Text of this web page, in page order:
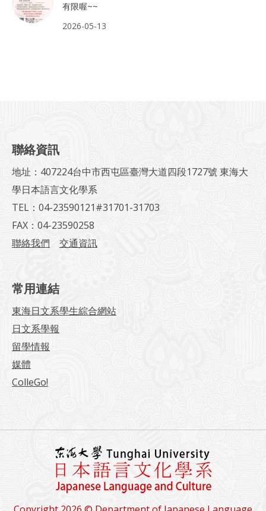
有限喔~~
2026-05-13
聯絡資訊
地址：407224台中市西屯區臺灣大道四段1727號 東海大
學日本語言文化學系
TEL：04-23590121#31701-31703
FAX：04-23590258
聯絡我們
交通資訊
常用連結
東海日文系學生綜合網站
日文系學報
留學情報
媒體
ColleGo!